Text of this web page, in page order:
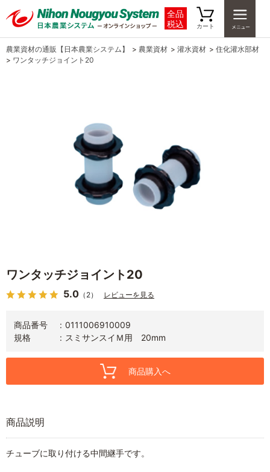
全品
税込
カート
農業資材の通販【日本農業システム】 > 農業資材 > 灌水資材 > 住化灌水部材
> ワンタッチジョイント20
ワンタッチジョイント20
5.0 （2） レビューを見る
商品番号
0111006910009
規格
スミサンスイＭ用 20mm
商品購入へ
商品説明
チューブに取り付ける中間継手です。